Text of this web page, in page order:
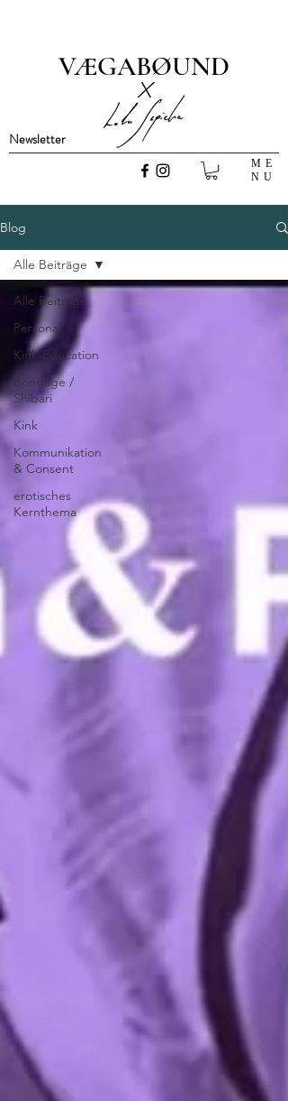
x
VÆGABØUND
Newsletter
ME
NU
Blog
Alle Beiträge
Personal
Kink-Education
Bondage /
Shibari
Kink
Kommunikation
& Consent
erotisches
Kernthema
Alle Beiträge